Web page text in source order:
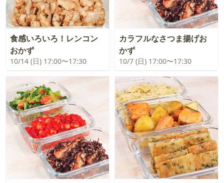
食感いろいろ！レンコン
おかず
10/14 (日) 17:00〜17:30
カラフルなさつま揚げお
かず
10/7 (日) 17:00〜17:30